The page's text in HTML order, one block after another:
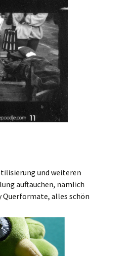
und weiteren
auftauchen, nämlich
alles schön